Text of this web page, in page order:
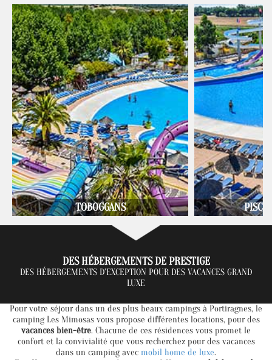
TOBOGGANS
DES HÉBERGEMENTS DE PRESTIGE
DES HÉBERGEMENTS D’EXCEPTION POUR DES VACANCES GRAND
LUXE
Pour votre séjour dans un des plus beaux campings à Portiragnes, le
camping Les Mimosas vous propose différentes locations, pour des
vacances bien-être. Chacune de ces résidences vous promet le
confort et la convivialité que vous recherchez pour des vacances
dans un camping avec mobil home de luxe.